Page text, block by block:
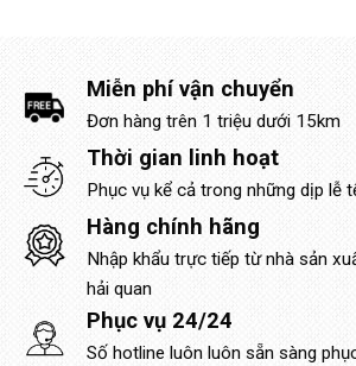
Miễn phí vận chuyển
Đơn hàng trên 1 triệu dưới 15km
Thời gian linh hoạt
Phục vụ kể cả trong những dịp lễ
Hàng chính hãng
Nhập khẩu trực tiếp từ nhà sản
hải quan
Phục vụ 24/24
Số hotline luôn luôn sẵn sàng